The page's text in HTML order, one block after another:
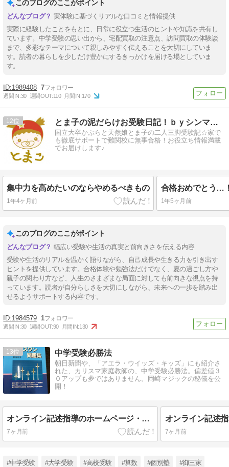
このブログのここがポイント
実体験に基づくリアルな口コミと情報提供
実際に経験したことをもとに、日常に役立つ生活のヒントや知識を共有し
ています。中学受験の思い出から、宅配買取の注意点、訪問買取の体験談
まで、多彩なテーマについて親しみやすく伝えることを大切にしていま
す。読者の暮らしを少しだけ豊かにするきっかけを届ける場としていま
す。
1989408 7
週間IN:30 週間OUT:110 月間IN:170
12 とま子の泥だらけお受験日記！ｂｙシンママかぶら☆
国立大卒かぶらと天然娘とま子の二人三脚受験記☆家で
も徹底サポートで難関校に無事合格！お役立ち情報満載
でお届けします♪
集中力を高めたいのならやめるべきもの
1年4ヶ月前
合格おめでとう…
1年5ヶ月前
このブログのここがポイント
幅広い受験や生活の真実と前向きさを伝える内容
受験や生活のリアルを温かく語りながら、自己成長や生きる力を引き出す
ヒントを提供しています。合格体験や勉強法だけでなく、夏の過ごし方や
親子の関わり方など、人生のさまざまな局面に対しても前向きな視点を持
っています。読者が自分らしさを大切にしながら、未来への一歩を踏み出
せるようサポートする内容です。
1984579 1
週間IN:30 週間OUT:90 月間IN:130
13 中学受験必勝法
朝日新聞や、「アエラ・ウイッズ・キッズ」にも紹介さ
れた、カリスマ家庭教師の、中学受験必勝法。偏差値３
０アップも夢ではありません。岡崎マジックの秘儀を公
開！
オンライン記述指導のホームページ・Notion
7ヶ月前
オンライン記述
7ヶ月前
#中学受験 #大学受験 #高校受験 #算数 #個別塾 #御三家